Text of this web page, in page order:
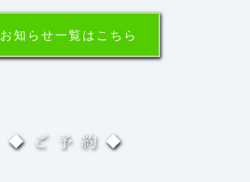
お知らせ一覧はこちら
◆ご予約◆